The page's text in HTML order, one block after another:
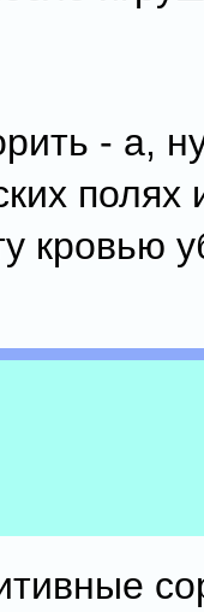
- а,
полях
кровью